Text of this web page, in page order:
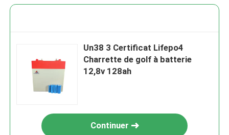
Un38 3 Certificat Lifepo4
Charrette de golf à batterie
12,8v 128ah
Continuer